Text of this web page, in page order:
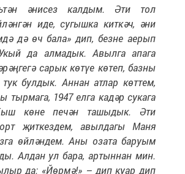
әнисез калдым. Әти тол
иде, сугышка киткәч, әни
дә өч бала» дип, безне аерып
да алмадык. Авылга апага
сарык көтүе көтеп, базны
булдык. Аннан атлар көттем,
тырмага, 1947 елга кадәр сукага
көне печән ташыдык. Әти
җиткездем, авылдагы Маня
өйләндем. Аны озата баруым
Алдан ул бара, артыннан мин.
да: «Йөрмә!» – дип куар дип